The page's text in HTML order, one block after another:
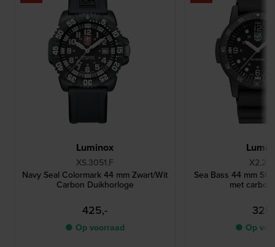
Luminox
XS.3051.F
Navy Seal Colormark 44 mm Zwart/Wit
Carbon Duikhorloge
425,-
● Op voorraad
Sea Bass 44 mm
met
● Op